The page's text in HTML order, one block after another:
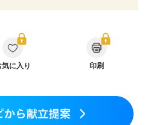
乳がん（ホルモン療法中）
察中の方など
り）
年期
気に入り 印刷